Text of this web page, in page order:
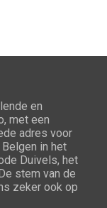
en
met een
adres voor
in het
Duivels, het
stem van de
zeker ook op